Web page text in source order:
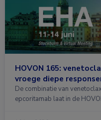
HOVON 165:
vroege diepe
De combinatie van
epcoritamab laat in de